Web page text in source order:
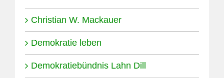
Christian W. Mackauer
Demokratie leben
Demokratiebündnis Lahn Dill